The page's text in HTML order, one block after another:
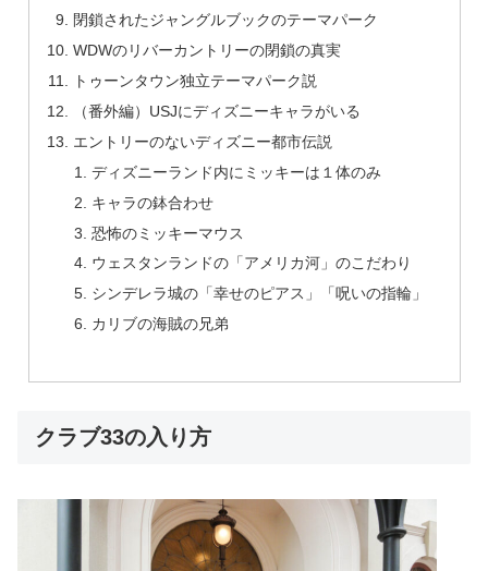
閉鎖されたジャングルブックのテーマパーク
WDWのリバーカントリーの閉鎖の真実
トゥーンタウン独立テーマパーク説
（番外編）USJにディズニーキャラがいる
エントリーのないディズニー都市伝説
ディズニーランド内にミッキーは１体のみ
キャラの鉢合わせ
恐怖のミッキーマウス
ウェスタンランドの「アメリカ河」のこだわり
シンデレラ城の「幸せのピアス」「呪いの指輪」
カリブの海賊の兄弟
クラブ33の入り方